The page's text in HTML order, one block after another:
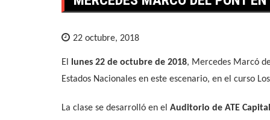
22 octubre, 2018
El lunes 22 de octubre de 2018, Mercedes Marcó
Estados Nacionales en este escenario, en el curso
La clase se desarrolló en el Auditorio de ATE